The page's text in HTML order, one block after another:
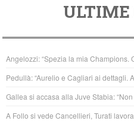
e
b
o
o
k
er
at
s
A
p
p
ULTIME
Angelozzi: “Spezia la mia Champions.
Pedullà: “Aurelio e Cagliari ai dettagli.
Gallea si accasa alla Juve Stabia:
A Follo si vede Cancellieri, Turati